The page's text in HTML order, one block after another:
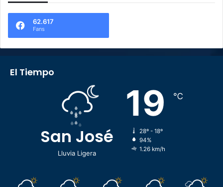
62.617
Fans
El Tiempo
San José
Lluvia Ligera
19 ℃
28º - 18º
94%
1.26 km/h